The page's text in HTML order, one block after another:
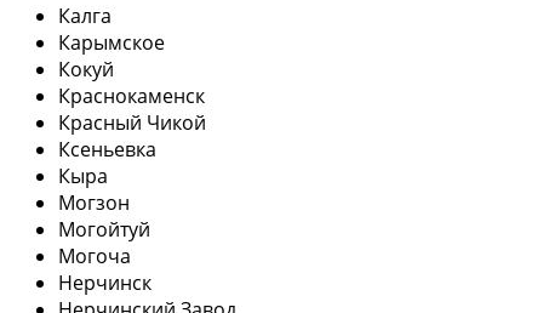
Калга
Карымское
Кокуй
Краснокаменск
Красный Чикой
Ксеньевка
Кыра
Могзон
Могойтуй
Могоча
Нерчинск